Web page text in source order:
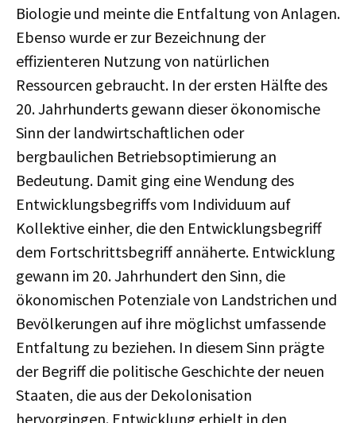
Biologie und meinte die Entfaltung von Anlagen.
Ebenso wurde er zur Bezeichnung der
effizienteren Nutzung von natürlichen
Ressourcen gebraucht. In der ersten Hälfte des
20. Jahrhunderts gewann dieser ökonomische
Sinn der landwirtschaftlichen oder
bergbaulichen Betriebsoptimierung an
Bedeutung. Damit ging eine Wendung des
Entwicklungsbegriffs vom Individuum auf
Kollektive einher, die den Entwicklungsbegriff
dem Fortschrittsbegriff annäherte. Entwicklung
gewann im 20. Jahrhundert den Sinn, die
ökonomischen Potenziale von Landstrichen und
Bevölkerungen auf ihre möglichst umfassende
Entfaltung zu beziehen. In diesem Sinn prägte
der Begriff die politische Geschichte der neuen
Staaten, die aus der Dekolonisation
hervorgingen. Entwicklung erhielt in den